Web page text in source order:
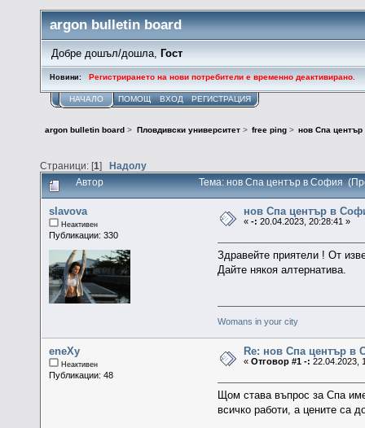
argon bulletin board
Добре дошъл/дошла, Гост
Новини: Регистрирането на нови потребители е временно деактивирано.
НАЧАЛО ПОМОЩ ВХОД РЕГИСТРАЦИЯ
argon bulletin board > Пловдивски университет> free ping> нов Спа
Страници: [1] Надолу
Автор Тема: нов Спа център в София
slavova
Неактивен
Публикации: 330
нов Спа център в
«-: 20.04.2023, 20:28:41 »
Здравейте приятели ! От
Дайте някоя алтернатива.
Womans in your city
eneXy
Неактивен
Публикации: 48
Re: нов Спа център в
«Отговор #1 -: 22.04.2023,
Щом става въпрос за Спа
всичко работи, а цените са